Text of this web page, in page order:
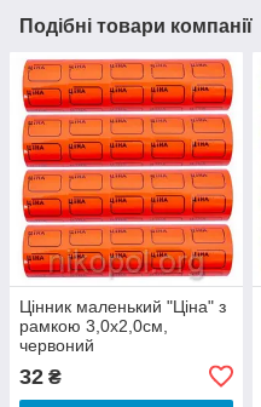
Подібні товари компанії
Цінник маленький "Ціна" з
рамкою 3,0х2,0см,
червоний
32 ₴